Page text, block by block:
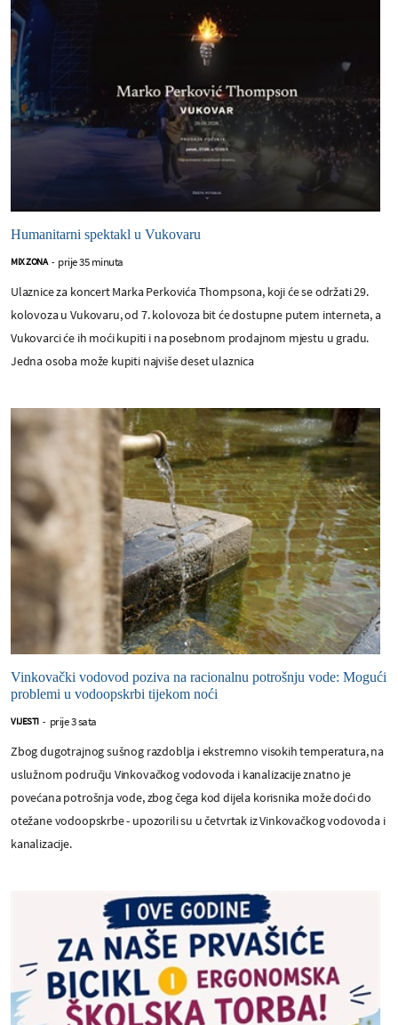
Humanitarni spektakl u Vukovaru
MIX ZONA - prije 35 minuta
Ulaznice za koncert Marka Perkovića Thompsona, koji će se održati 29.
kolovoza u Vukovaru, od 7. kolovoza bit će dostupne putem interneta, a
Vukovarci će ih moći kupiti i na posebnom prodajnom mjestu u gradu.
Jedna osoba može kupiti najviše deset ulaznica
Vinkovački vodovod poziva na racionalnu potrošnju vode: Mogući
problemi u vodoopskrbi tijekom noći
VIJESTI - prije 3 sata
Zbog dugotrajnog sušnog razdoblja i ekstremno visokih temperatura, na
uslužnom području Vinkovačkog vodovoda i kanalizacije znatno je
povećana potrošnja vode, zbog čega kod dijela korisnika može doći do
otežane vodoopskrbe - upozorili su u četvrtak iz Vinkovačkog vodovoda i
kanalizacije.